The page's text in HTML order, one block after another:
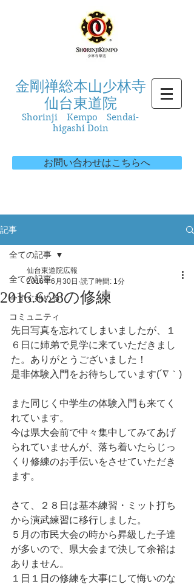
金剛禅総本山少林寺
仙台東道院
Shorinji Kempo Sendai-
higashi Doin
お問い合わせはこちらへ
記事
全ての記事
今すぐ始める
コミュニティ
全ての記事
2016.6.28の修練
仙台東道院広報
2016年6月30日 読了時間: 1分
先日写真を忘れてしまいましたが、１
６日に姉弟で見学に来ていただきまし
た。ありがとうございました！
是非体験入門をお待ちしています(´∇｀)
また同じく中学生の体験入門も来てく
れています。
今は県大会前で中々集中してみてあげ
られていませんが、落ち着いたらじっ
くり修練のお手伝いをさせていただき
ます。
さて、２８日は基本練習・ミット打ち
から演武練習に移行しました。
５月の市民大会の時から昇級した子達
が多いので、県大会まで決して余裕は
ありません。
１日１日の修練を大事にして悔いのな